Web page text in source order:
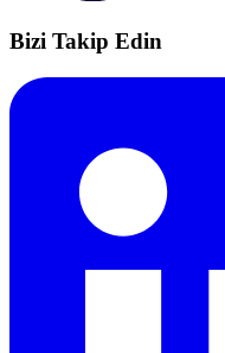
Bizi Takip Edin